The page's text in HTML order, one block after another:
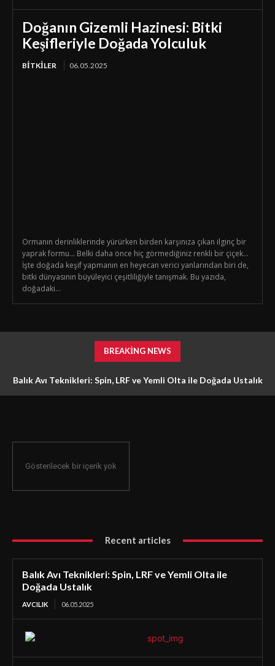
Doğanın Gizemli Hazinesi: Bitki
Keşifleriyle Doğada Yolculuk
BİTKİLER 06.05.2025
Ormanın derinliklerinde yürürken birden karşınıza çıkan ilginç bir
yaprak formu… Belki daha önce hiç görmediğiniz renkli bir çiçek…
İşte doğada keşif yapmanın en heyecan verici yanlarından biri de,
bitki dünyasının büyüleyici çeşitliliğiyle tanışmak. Bu yazıda,
doğadaki...
BREAKING NEWS
Balık Avı Teknikleri: Spin, LRF ve Yemli Olta ile Doğada Ustalık
Gösterilecek bir içerik yok
Recent articles
Balık Avı Teknikleri: Spin, LRF ve Yemli Olta ile
Doğada Ustalık
AVCILIK 06.05.2025